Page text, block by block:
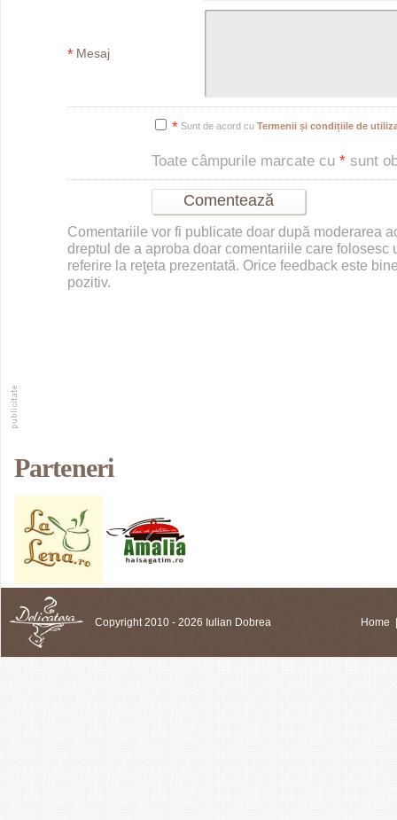
* Mesaj
* Sunt de acord cu Termenii și condițiile de
Toate câmpurile marcate cu * sunt
Comentariile vor fi publicate doar după moderarea
dreptul de a aproba doar comentariile care folosesc
referire la reţeta prezentată. Orice feedback este
pozitiv.
Parteneri
Copyright 2010 - 2026 Iulian Dobrea Home |